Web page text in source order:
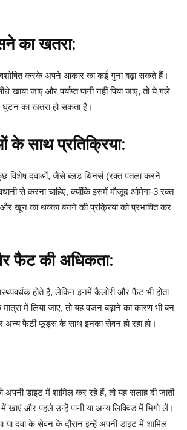
का खतरा:
करके अपने आकार का कई गुना बढ़ा सकते हैं।
खाया जाए और पर्याप्त पानी नहीं पिया जाए, तो ये गले
का खतरा हो सकता है।
साथ प्रतिक्रिया:
विशेष दवाओं, जैसे ब्लड थिनर्स (रक्त पतला करने
से करना चाहिए, क्योंकि इसमें मौजूद ओमेगा-3 रक्त
खून का थक्का बनने की प्रक्रिया को प्रभावित कर
फैट की अधिकता:
होते हैं, लेकिन इनमें कैलोरी और फैट भी होता
में लिया जाए, तो यह वजन बढ़ाने का कारण भी बन
फैटी फूड्स के साथ इनका सेवन हो रहा हो।
अपनी डाइट में शामिल कर रहे हैं, तो यह सलाह दी जाती
में खाएं और पहले उन्हें पानी या अन्य लिक्विड में भिगो लें।
या दवा के सेवन के दौरान इन्हें अपनी डाइट में शामिल